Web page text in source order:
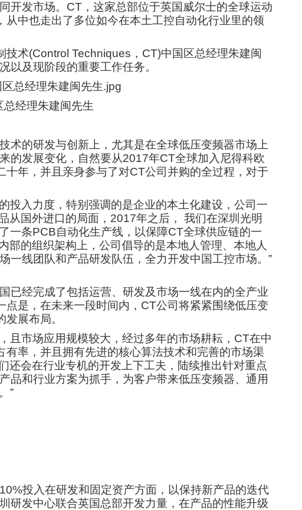
开发市场。CT，这家总部位于英国威尔士的全球运动
中也走出了多位如今在本土工控自动化行业里的领
术(Control Techniques，CT)中国区总经理朱建闽
以及现阶段的重要工作任务。
经理朱建闽先生
术的研发与创新上，尤其是在全球低压变频器市场上
的发展变化，自然要从2017年CT全球加入尼得科欧
年，并且亲身参与了对CT公司并购的全过程，对于
投入力度，特别强调的是企业的本土化建设，公司一
从国外进口的局面，2017年之后， 我们在深圳光明
一条PCB自动化生产线，以保障CT全球供应链的一
部的组织架构上，公司倡导的是本地人管理、本地人
一线团队和产品研发队伍，全力开发中国工控市场。”
已经完成了包括运营、研发及市场一线在内的全产业
是，在未来一段时间内，CT公司将紧紧围绕低压变
展布局。
且市场应用规模较大，经过多年的市场耕耘，CT在中
率，并且拥有先进的核心算法技术和完善的市场渠
还会在行业专机的开发上下工夫，陆续推出针对重点
品和行业方案为抓手，为客户带来低压变频器、通用
”
投入在研发和固定资产方面，以保持新产品的迭代
研发中心联合英国总部开发力量，在产品的性能升级